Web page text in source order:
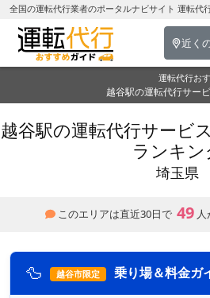
近く
運転代行お
越谷駅の運転代行サー
越谷駅の運転代行サービ
ランキン
埼玉県
このエリアは直近30日で 49 人
🦆 越谷市限定 乗り場＆料金ガ